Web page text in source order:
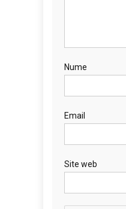
Nume
Email
Site web